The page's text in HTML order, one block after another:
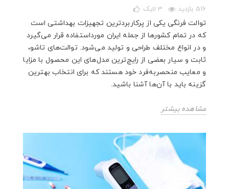
516 بازدید 3 لایک
توالت فرنگی یکی از پرکاربردترین تجهیزات بهداشتی است
که در تمام کشورها از جمله ایران مورداستفاده قرار می‌گیرد
و در انواع مختلف طراحی و تولید می‌شود. توالت‌های تاشو،
ثابت و سیار بعضی از رایج‌ترین مدل‌های این محصول با مزایا
و معایب منحصربه‌فرد خود هستند که برای انتخاب بهترین
گزینه باید با آن‌ها آشنا باشید.
مشاهده بیشتر